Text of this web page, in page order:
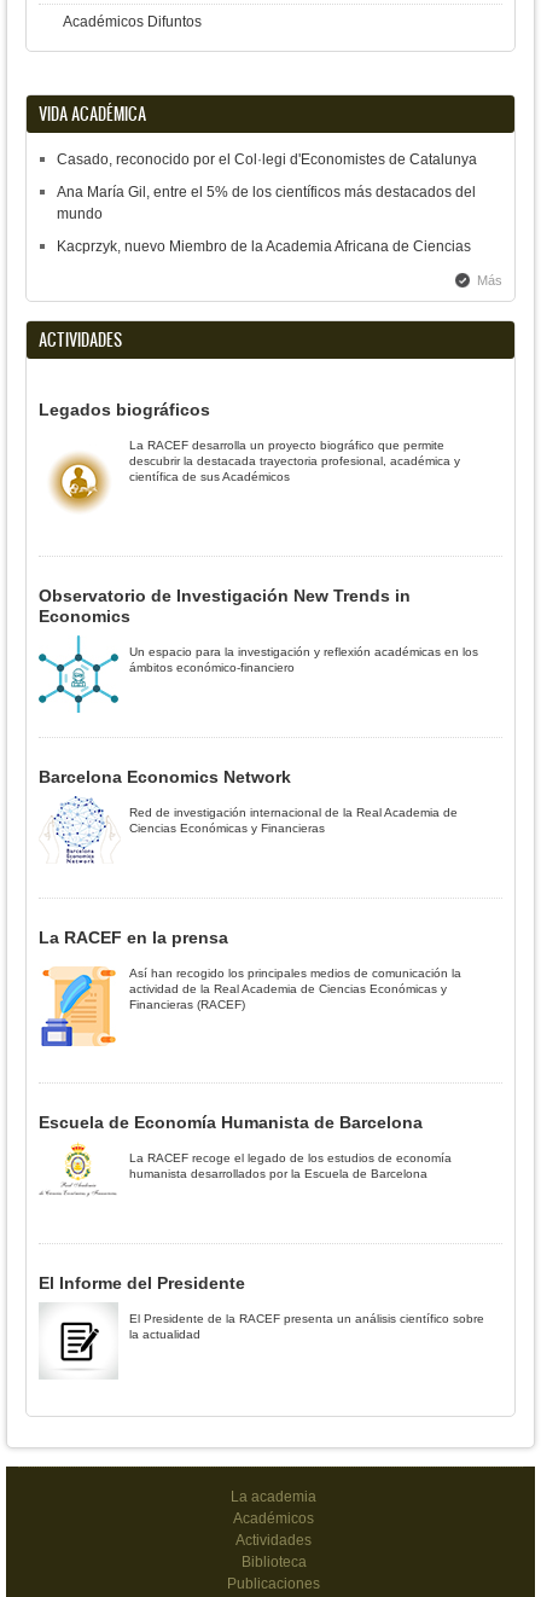
Académicos Difuntos
VIDA ACADÉMICA
Casado, reconocido por el Col·legi d'Economistes de Catalunya
Ana María Gil, entre el 5% de los científicos más destacados del
mundo
Kacprzyk, nuevo Miembro de la Academia Africana de Ciencias
Más
ACTIVIDADES
Legados biográficos
La RACEF desarrolla un proyecto biográfico que permite
descubrir la destacada trayectoria profesional, académica y
científica de sus Académicos
Observatorio de Investigación New Trends in
Economics
Un espacio para la investigación y reflexión académicas en los
ámbitos económico-financiero
Barcelona Economics Network
Red de investigación internacional de la Real Academia de
Ciencias Económicas y Financieras
La RACEF en la prensa
Así han recogido los principales medios de comunicación la
actividad de la Real Academia de Ciencias Económicas y
Financieras (RACEF)
Escuela de Economía Humanista de Barcelona
La RACEF recoge el legado de los estudios de economía
humanista desarrollados por la Escuela de Barcelona
El Informe del Presidente
El Presidente de la RACEF presenta un análisis científico sobre
la actualidad
La academia
Académicos
Actividades
Biblioteca
Publicaciones